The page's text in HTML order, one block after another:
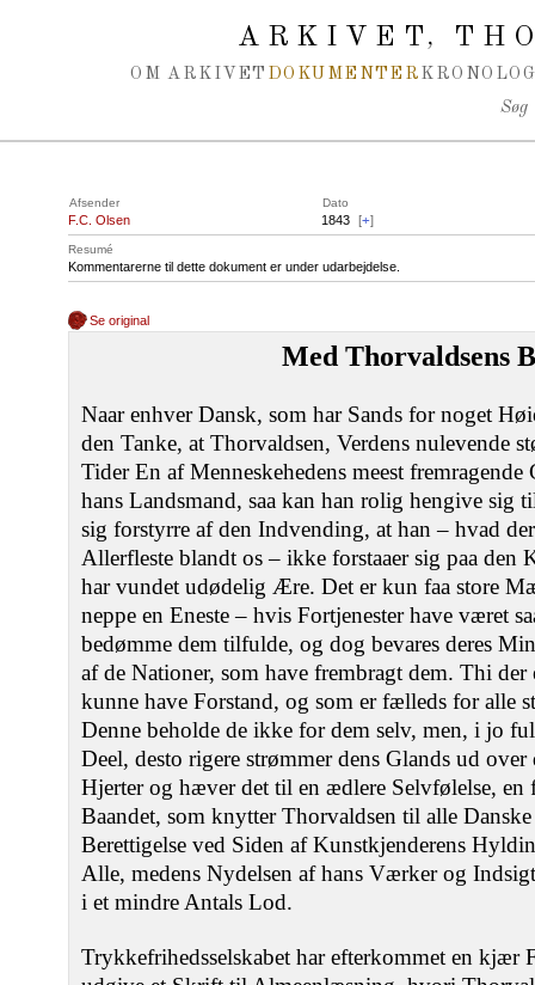
ARKIVET,
OM ARKIVET DOKUMENTER
Søg
Afsender Dato
F.C. Olsen 1843 [+]
Resumé
Kommentarerne til dette dokument er under udarbejdelse.
Se original
Med Thorvaldsens
Naar enhver Dansk, som har Sands for noget
den Tanke, at Thorvaldsen, Verdens nulevende
Tider En af Menneskehedens meest
hans Landsmand, saa kan han rolig hengive sig
sig forstyrre af den Indvending, at han ‒ hvad
Allerfleste blandt os ‒ ikke forstaaer sig paa den
har vundet udødelig Ære. Det er kun faa store
neppe en Eneste ‒ hvis Fortjenester have været
bedømme dem tilfulde, og dog bevares deres
af de Nationer, som have frembragt dem. Thi
kunne have Forstand, og som er fælleds for alle
Denne beholde de ikke for dem selv, men, i jo
Deel, desto rigere strømmer dens Glands ud
Hjerter og hæver det til en ædlere Selvfølelse, en
Baandet, som knytter Thorvaldsen til alle
Berettigelse ved Siden af Kunstkjenderens
Alle, medens Nydelsen af hans Værker og
i et mindre Antals Lod.
Trykkefrihedsselskabet har efterkommet en kjær